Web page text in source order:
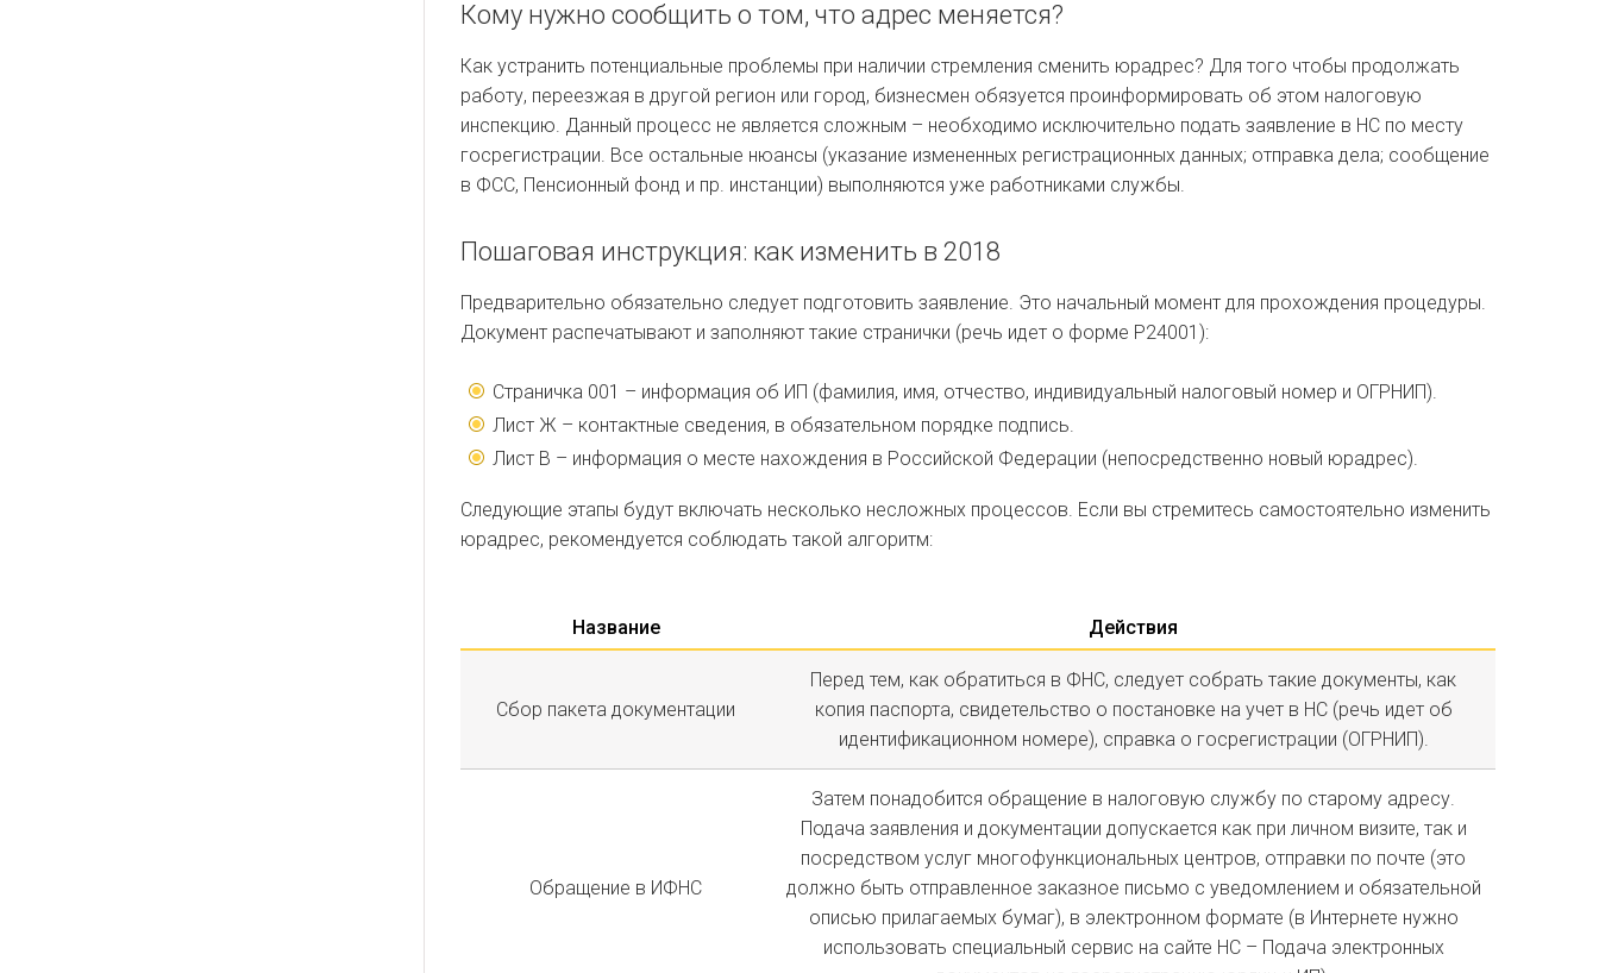
Кому нужно сообщить о том, что адрес меняется?
Как устранить потенциальные проблемы при наличии стремления сменить юрадрес? Для того чтобы продолжать
работу, переезжая в другой регион или город, бизнесмен обязуется проинформировать об этом налоговую
инспекцию. Данный процесс не является сложным – необходимо исключительно подать заявление в НС по месту
госрегистрации. Все остальные нюансы (указание измененных регистрационных данных; отправка дела; сообщение
в ФСС, Пенсионный фонд и пр. инстанции) выполняются уже работниками службы.
Пошаговая инструкция: как изменить в 2018
Предварительно обязательно следует подготовить заявление. Это начальный момент для прохождения процедуры.
Документ распечатывают и заполняют такие странички (речь идет о форме Р24001):
Страничка 001 – информация об ИП (фамилия, имя, отчество, индивидуальный налоговый номер и ОГРНИП).
Лист Ж – контактные сведения, в обязательном порядке подпись.
Лист В – информация о месте нахождения в Российской Федерации (непосредственно новый юрадрес).
Следующие этапы будут включать несколько несложных процессов. Если вы стремитесь самостоятельно изменить
юрадрес, рекомендуется соблюдать такой алгоритм:
Название Действия
Сбор пакета документации
Перед тем, как обратиться в ФНС, следует собрать такие документы, как
копия паспорта, свидетельство о постановке на учет в НС (речь идет об
идентификационном номере), справка о госрегистрации (ОГРНИП).
Обращение в ИФНС
Затем понадобится обращение в налоговую службу по старому адресу.
Подача заявления и документации допускается как при личном визите, так и
посредством услуг многофункциональных центров, отправки по почте (это
должно быть отправленное заказное письмо с уведомлением и обязательной
описью прилагаемых бумаг), в электронном формате (в Интернете нужно
использовать специальный сервис на сайте НС – Подача электронных